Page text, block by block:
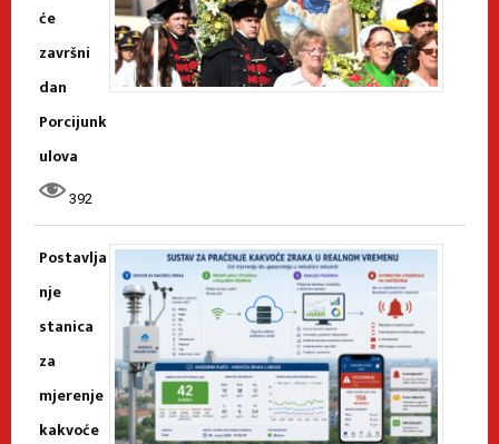
će
završni
dan
Porcijunk
ulova
392
Postavlja
nje
stanica
za
mjerenje
kakvoće